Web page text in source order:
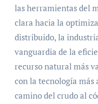
las herramientas del
clara hacia la
distribuido, la
vanguardia de la
recurso natural más
con la tecnología más
camino del crudo al